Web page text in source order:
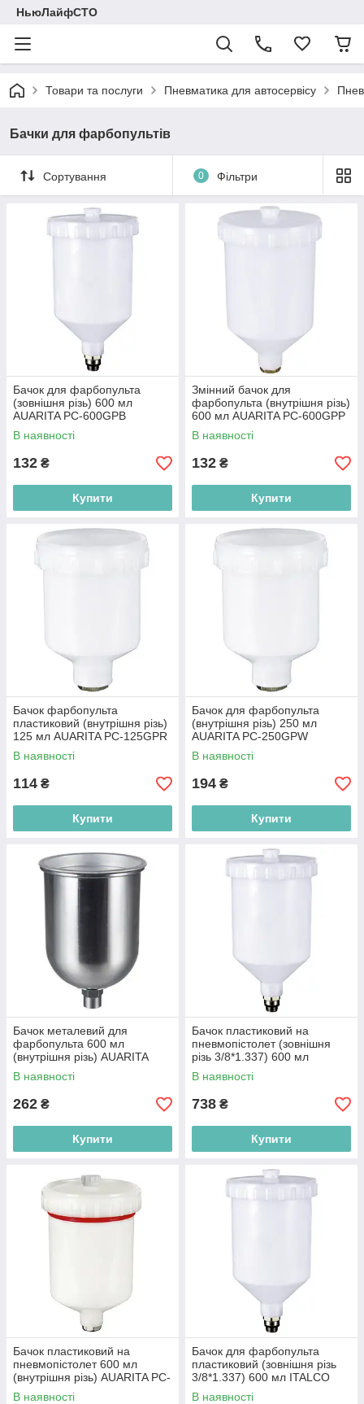
НьюЛайфСТО
Товари та послуги Пневматика для автосервісу
Бачки для фарбопультів
Сортування 0 Фільтри
Бачок для фарбопульта
(зовнішня різь) 600 мл
AUARITA PC-600GPB
В наявності
132 ₴
Купити
Змінний бачок для
фарбопульта (внутрішня різь)
600 мл AUARITA PC-600GPP
В наявності
132 ₴
Купити
Бачок фарбопульта
пластиковий (внутрішня різь)
125 мл AUARITA PC-125GPR
В наявності
114 ₴
Купити
Бачок для фарбопульта
(внутрішня різь) 250 мл
AUARITA PC-250GPW
В наявності
194 ₴
Купити
Бачок металевий для
фарбопульта 600 мл
(внутрішня різь) AUARITA
PPC-600GLD
В наявності
262 ₴
Купити
Бачок пластиковий на
пневмопістолет (зовнішня
різь 3/8*1.337) 600 мл
ITALCO PC-600D
В наявності
738 ₴
Купити
Бачок пластиковий на
пневмопістолет 600 мл
(внутрішня різь) AUARITA PC-
600B
В наявності
Бачок для фарбопульта
пластиковий (зовнішня різь
3/8*1.337) 600 мл ITALCO
PC-600A
В наявності